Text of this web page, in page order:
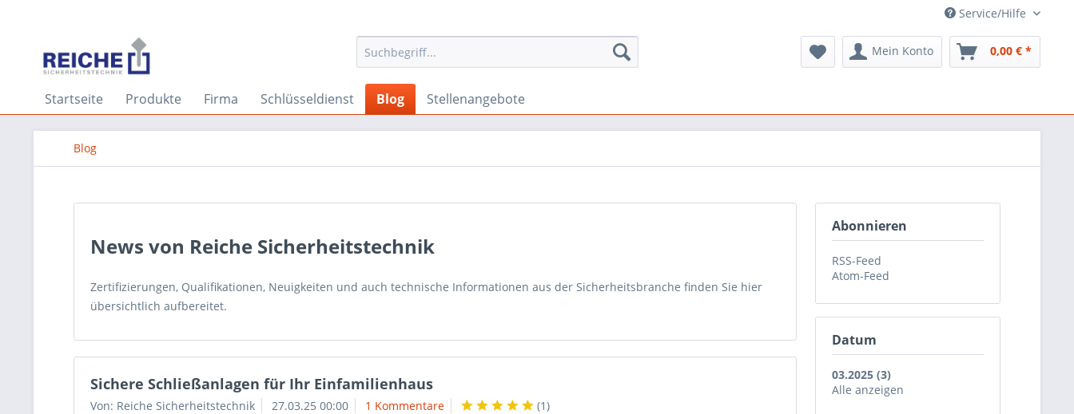
Service/Hilfe
Mein Konto 0,00 € *
Startseite Produkte Firma Schlüsseldienst Blog Stellenangebote
Blog
Abonnieren
RSS-Feed
Atom-Feed
Datum
03.2025 (3)
Alle anzeigen
News von Reiche Sicherheitstechnik
Zertifizierungen, Qualifikationen, Neuigkeiten und auch technische Informationen aus der Sicherheitsbranche finden Sie hier
übersichtlich aufbereitet.
Sichere Schließanlagen für Ihr Einfamilienhaus
Von: Reiche Sicherheitstechnik 27.03.25 00:00 1 Kommentare (1)